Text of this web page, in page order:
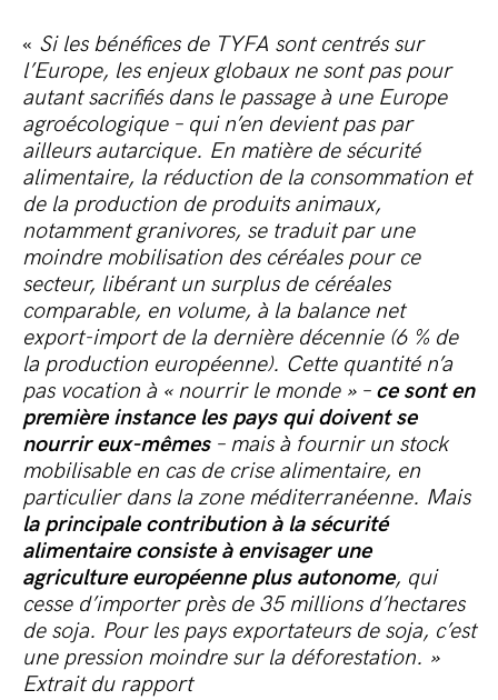
« Si les bénéfices de TYFA sont centrés sur
l’Europe, les enjeux globaux ne sont pas pour
autant sacrifiés dans le passage à une Europe
agroécologique – qui n’en devient pas par
ailleurs autarcique. En matière de sécurité
alimentaire, la réduction de la consommation et
de la production de produits animaux,
notamment granivores, se traduit par une
moindre mobilisation des céréales pour ce
secteur, libérant un surplus de céréales
comparable, en volume, à la balance net
export-import de la dernière décennie (6 % de
la production européenne). Cette quantité n’a
pas vocation à « nourrir le monde » – ce sont en
première instance les pays qui doivent se
nourrir eux-mêmes– mais à fournir un stock
mobilisable en cas de crise alimentaire, en
particulier dans la zone méditerranéenne. Mais
la principale contribution à la sécurité
alimentaire consiste à envisager une
agriculture européenne plus autonome, qui
cesse d’importer près de 35 millions d’hectares
de soja. Pour les pays exportateurs de soja, c’est
une pression moindre sur la déforestation. »
Extrait du rapport